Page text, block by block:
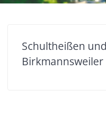
Schultheißen
Birkmannsweiler